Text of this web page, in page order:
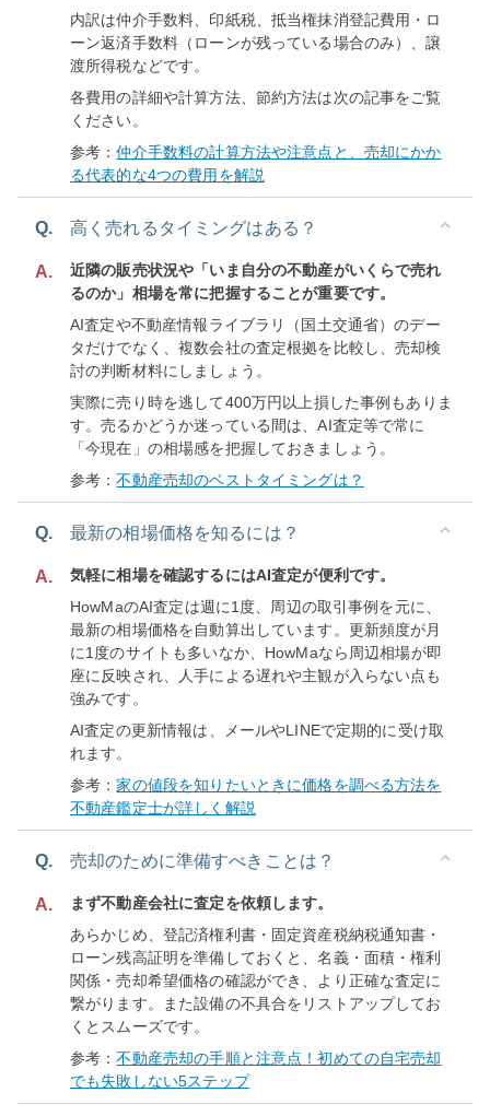
内訳は仲介手数料、印紙税、抵当権抹消登記費用・ロ
ーン返済手数料（ローンが残っている場合のみ）、譲
渡所得税などです。
各費用の詳細や計算方法、節約方法は次の記事をご覧
ください。
参考：仲介手数料の計算方法や注意点と、売却にかか
る代表的な4つの費用を解説
Q. 高く売れるタイミングはある？
A.
近隣の販売状況や「いま自分の不動産がいくらで売れ
るのか」相場を常に把握することが重要です。
AI査定や不動産情報ライブラリ（国土交通省）のデー
タだけでなく、複数会社の査定根拠を比較し、売却検
討の判断材料にしましょう。
実際に売り時を逃して400万円以上損した事例もありま
す。売るかどうか迷っている間は、AI査定等で常に
「今現在」の相場感を把握しておきましょう。
参考：不動産売却のベストタイミングは？
Q. 最新の相場価格を知るには？
A.
気軽に相場を確認するにはAI査定が便利です。
HowMaのAI査定は週に1度、周辺の取引事例を元に、
最新の相場価格を自動算出しています。更新頻度が月
に1度のサイトも多いなか、HowMaなら周辺相場が即
座に反映され、人手による遅れや主観が入らない点も
強みです。
AI査定の更新情報は、メールやLINEで定期的に受け取
れます。
参考：家の値段を知りたいときに価格を調べる方法を
不動産鑑定士が詳しく解説
Q. 売却のために準備すべきことは？
A.
まず不動産会社に査定を依頼します。
あらかじめ、登記済権利書・固定資産税納税通知書・
ローン残高証明を準備しておくと、名義・面積・権利
関係・売却希望価格の確認ができ、より正確な査定に
繋がります。また設備の不具合をリストアップしてお
くとスムーズです。
参考：不動産売却の手順と注意点！初めての自宅売却
でも失敗しない5ステップ